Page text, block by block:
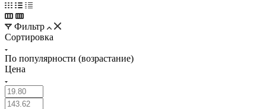
Фильтр
Сортировка
По популярности (возрастание)
Цена